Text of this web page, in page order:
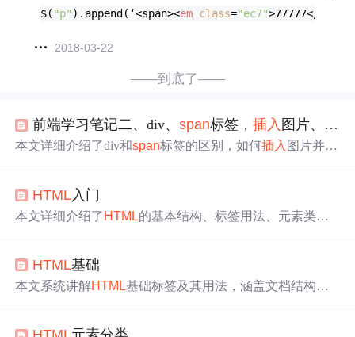
$( "p" ).append(‘<span><em class="ec7">77777</
2018-03-22
——到底了——
前端学习笔记二、div、span标签，插入 图片、超链接，样式表的创建，
本文详细介绍了div和span标签的区别，如何插入 图片并设
HTML 入门
本文详细介绍了 HTML的基本结构、标签用法、元素类型
元素的运用，还介绍了iframe框架和脚本的简要概念。
HTML基础
本文系统讲解HTML基础标签及其用法，涵盖文档结构标